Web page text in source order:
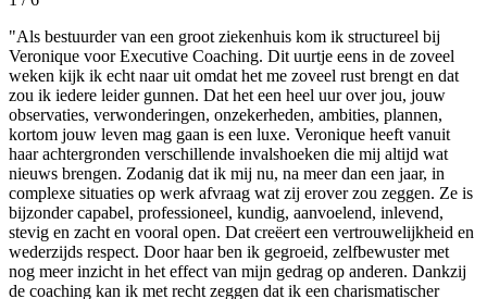
"Als bestuurder van een groot ziekenhuis kom ik structureel bij
Veronique voor Executive Coaching. Dit uurtje eens in de zoveel
weken kijk ik echt naar uit omdat het me zoveel rust brengt en dat
zou ik iedere leider gunnen. Dat het een heel uur over jou, jouw
observaties, verwonderingen, onzekerheden, ambities, plannen,
kortom jouw leven mag gaan is een luxe. Veronique heeft vanuit
haar achtergronden verschillende invalshoeken die mij altijd wat
nieuws brengen. Zodanig dat ik mij nu, na meer dan een jaar, in
complexe situaties op werk afvraag wat zij erover zou zeggen. Ze is
bijzonder capabel, professioneel, kundig, aanvoelend, inlevend,
stevig en zacht en vooral open. Dat creëert een vertrouwelijkheid en
wederzijds respect. Door haar ben ik gegroeid, zelfbewuster met
nog meer inzicht in het effect van mijn gedrag op anderen. Dankzij
de coaching kan ik met recht zeggen dat ik een charismatischer